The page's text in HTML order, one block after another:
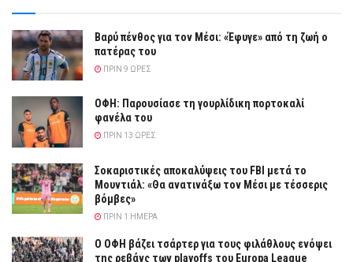
Βαρύ πένθος για τον Μέσι: «Έφυγε» από τη ζωή ο
πατέρας του
ΠΡΙΝ 9 ΏΡΕΣ
ΟΦΗ: Παρουσίασε τη γουρλίδικη πορτοκαλί
φανέλα του
ΠΡΙΝ 13 ΏΡΕΣ
Σοκαριστικές αποκαλύψεις του FBI μετά το
Μουντιάλ: «Θα ανατινάξω τον Μέσι με τέσσερις
βόμβες»
ΠΡΙΝ 1 ΗΜΈΡΑ
Ο ΟΦΗ βάζει τσάρτερ για τους φιλάθλους ενόψει
της ρεβάνς των playoffs του Europa League